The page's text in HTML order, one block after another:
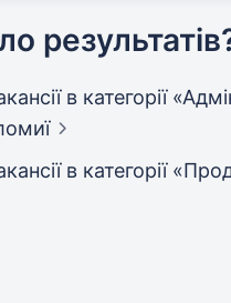
в категорії
в категорії